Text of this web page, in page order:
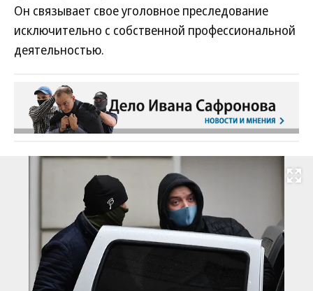
Он связывает свое уголовное преследование
исключительно с собственной профессиональной
деятельностью.
Развернуть